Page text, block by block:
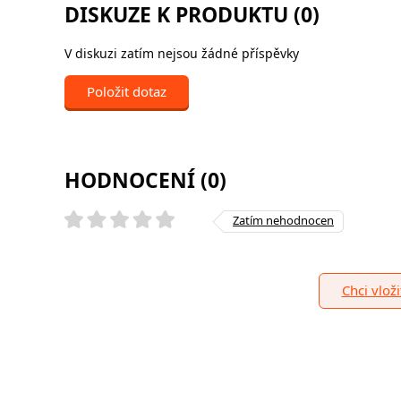
DISKUZE K PRODUKTU (0)
V diskuzi zatím nejsou žádné příspěvky
Položit dotaz
HODNOCENÍ (0)
Zatím nehodnocen
Chci